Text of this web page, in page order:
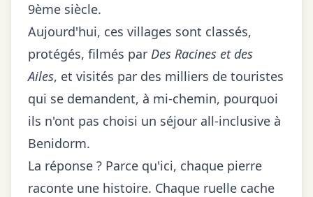
9ème siècle.
Aujourd'hui, ces villages sont classés,
protégés, filmés par Des Racines et des
Ailes, et visités par des milliers de touristes
qui se demandent, à mi-chemin, pourquoi
ils n'ont pas choisi un séjour all-inclusive à
Benidorm.
La réponse ? Parce qu'ici, chaque pierre
raconte une histoire. Chaque ruelle cache